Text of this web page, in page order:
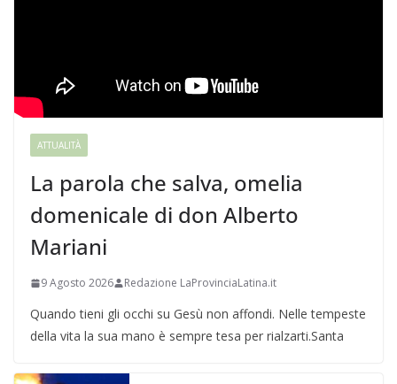
ATTUALITÀ
La parola che salva, omelia
domenicale di don Alberto
Mariani
9 Agosto 2026 Redazione LaProvinciaLatina.it
Quando tieni gli occhi su Gesù non affondi. Nelle tempeste
della vita la sua mano è sempre tesa per rialzarti.Santa